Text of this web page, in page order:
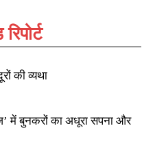
की व्यथा
में बुनकरों का अधूरा सपना और